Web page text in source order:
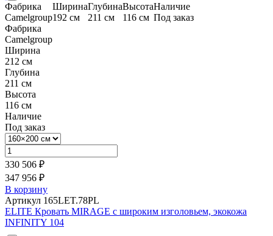
Фабрика
Camelgroup
Ширина
192 см
Глубина
211 см
Высота
116 см
Наличие
Под заказ
Фабрика
Camelgroup
Ширина
212 см
Глубина
211 см
Высота
116 см
Наличие
Под заказ
330 506 ₽
347 956 ₽
В корзину
Артикул 165LET.78PL
ELITE Кровать MIRAGE с широким изголовьем, экокожа
INFINITY 104